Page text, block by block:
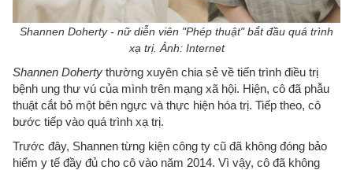
Shannen Doherty - nữ diễn viên "Phép thuật" bắt đầu quá trình
xạ trị. Ảnh: Internet
Shannen Doherty thường xuyên chia sẻ về tiến trình điều trị
bệnh ung thư vú của mình trên mạng xã hội. Hiện, cô đã phẫu
thuật cắt bỏ một bên ngực và thực hiện hóa trị. Tiếp theo, cô
bước tiếp vào quá trình xạ trị.
Trước đây, Shannen từng kiện công ty cũ đã không đóng bảo
hiểm y tế đầy đủ cho cô vào năm 2014. Vì vậy, cô đã không